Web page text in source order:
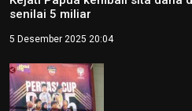
senilai 5 miliar
5 Desember 2025 20:04